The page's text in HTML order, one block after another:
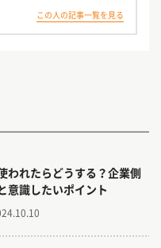
この人の記事一覧を見る
として、全国6拠点（東
しているブログサイト『ト
工夫
てもらうための仕組みづく
わる “お困りごと” に役立
ています。
われたらどうする？企業側
意識したいポイント